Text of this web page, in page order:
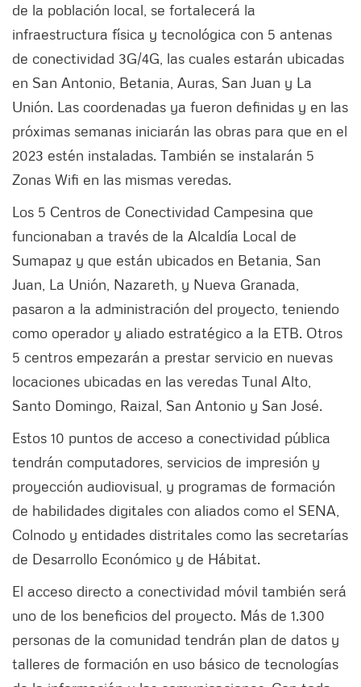
de la población local, se fortalecerá la
infraestructura física y tecnológica con 5 antenas
de conectividad 3G/4G, las cuales estarán ubicadas
en San Antonio, Betania, Auras, San Juan y La
Unión. Las coordenadas ya fueron definidas y en las
próximas semanas iniciarán las obras para que en el
2023 estén instaladas. También se instalarán 5
Zonas Wifi en las mismas veredas.
Los 5 Centros de Conectividad Campesina que
funcionaban a través de la Alcaldía Local de
Sumapaz y que están ubicados en Betania, San
Juan, La Unión, Nazareth, y Nueva Granada,
pasaron a la administración del proyecto, teniendo
como operador y aliado estratégico a la ETB. Otros
5 centros empezarán a prestar servicio en nuevas
locaciones ubicadas en las veredas Tunal Alto,
Santo Domingo, Raizal, San Antonio y San José.
Estos 10 puntos de acceso a conectividad pública
tendrán computadores, servicios de impresión y
proyección audiovisual, y programas de formación
de habilidades digitales con aliados como el SENA,
Colnodo y entidades distritales como las secretarías
de Desarrollo Económico y de Hábitat.
El acceso directo a conectividad móvil también será
uno de los beneficios del proyecto. Más de 1.300
personas de la comunidad tendrán plan de datos y
talleres de formación en uso básico de tecnologías